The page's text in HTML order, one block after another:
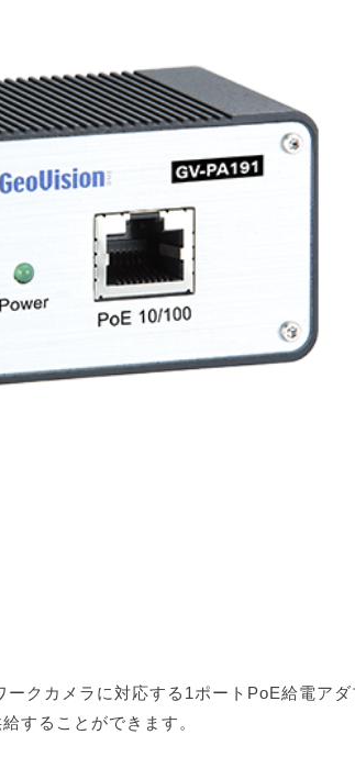
クカメラに対応する1ポートPoE給電ア
することができます。